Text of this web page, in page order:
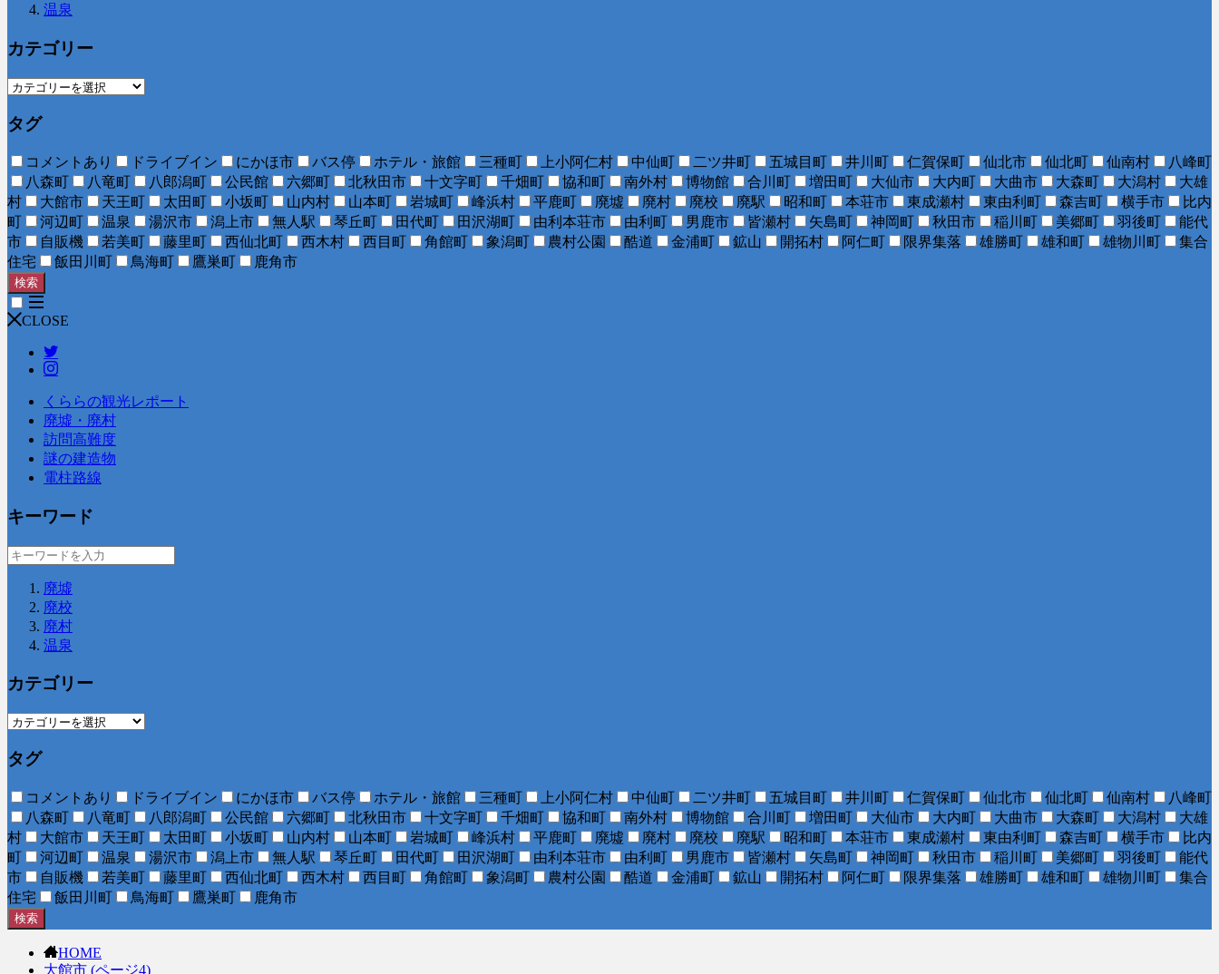
温泉
カテゴリー
タグ
コメントあり ドライブイン にかほ市 バス停 ホテル・旅館 三種町 上小阿仁村 中仙町 二ツ井町 五城目町 井川町 仁賀保町 仙北市 仙北町 仙南村
八峰町
八森町
八竜町 八郎潟町 公民館 六郷町 北秋田市 十文字町 千畑町 協和町 南外村 博物館 合川町 増田町 大仙市 大内町 大曲市 大森町 大潟村
大雄
村
大館市 天王町 太田町 小坂町 山内村 山本町 岩城町 峰浜村 平鹿町 廃墟 廃村 廃校 廃駅 昭和町 本荘市 東成瀬村 東由利町 森吉町 横手市
比内
町
河辺町 温泉 湯沢市 潟上市 無人駅 琴丘町 田代町 田沢湖町 由利本荘市 由利町 男鹿市 皆瀬村 矢島町 神岡町 秋田市 稲川町 美郷町 羽後町
能代
市
自販機 若美町 藤里町 西仙北町 西木村 西目町 角館町 象潟町 農村公園 酷道 金浦町 鉱山 開拓村 阿仁町 限界集落 雄勝町 雄和町 雄物川町
集合
住宅
飯田川町 鳥海町 鷹巣町 鹿角市
検索
CLOSE
くららの観光レポート
廃墟・廃村
訪問高難度
謎の建造物
電柱路線
キーワード
廃墟
廃校
廃村
温泉
カテゴリー
タグ
コメントあり ドライブイン にかほ市 バス停 ホテル・旅館 三種町 上小阿仁村 中仙町 二ツ井町 五城目町 井川町 仁賀保町 仙北市 仙北町 仙南村
八峰町
八森町
八竜町 八郎潟町 公民館 六郷町 北秋田市 十文字町 千畑町 協和町 南外村 博物館 合川町 増田町 大仙市 大内町 大曲市 大森町 大潟村
大雄
村
大館市 天王町 太田町 小坂町 山内村 山本町 岩城町 峰浜村 平鹿町 廃墟 廃村 廃校 廃駅 昭和町 本荘市 東成瀬村 東由利町 森吉町 横手市
比内
町
河辺町 温泉 湯沢市 潟上市 無人駅 琴丘町 田代町 田沢湖町 由利本荘市 由利町 男鹿市 皆瀬村 矢島町 神岡町 秋田市 稲川町 美郷町 羽後町
能代
市
自販機 若美町 藤里町 西仙北町 西木村 西目町 角館町 象潟町 農村公園 酷道 金浦町 鉱山 開拓村 阿仁町 限界集落 雄勝町 雄和町 雄物川町
集合
住宅
飯田川町 鳥海町 鷹巣町 鹿角市
検索
HOME
大館市 (ページ4)